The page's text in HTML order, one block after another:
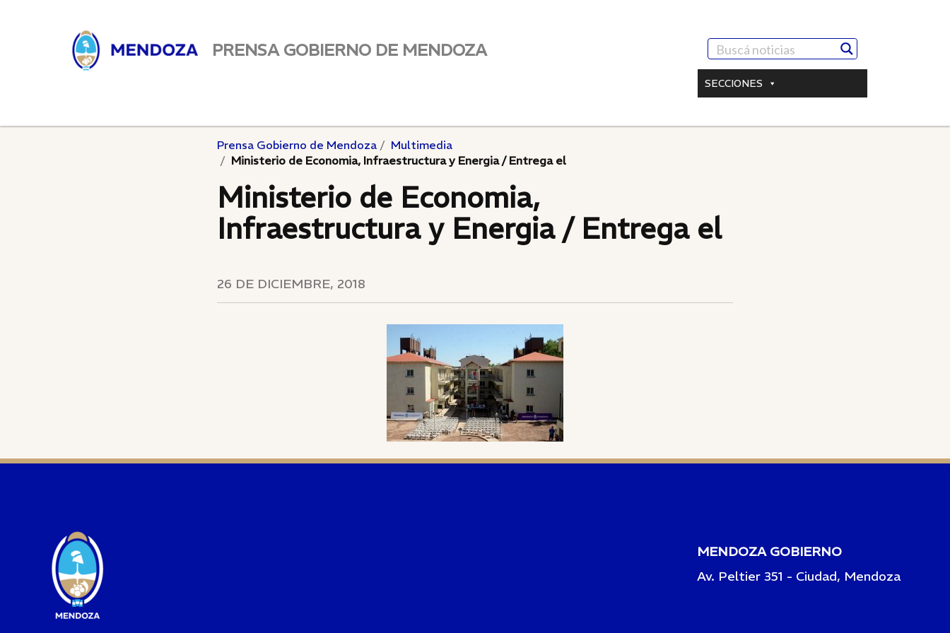
PRENSA GOBIERNO DE MENDOZA
SECCIONES
Prensa Gobierno de Mendoza
Multimedia
Ministerio de Economia, Infraestructura y Energia / Entrega el
Ministerio de Economia,
Infraestructura y Energia / Entrega el
26 DE DICIEMBRE, 2018
MENDOZA GOBIERNO
Av. Peltier 351 - Ciudad, Mendoza